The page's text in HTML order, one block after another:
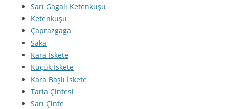
Sarı Gagalı Ketenkuşu
Ketenkuşu
Çaprazgaga
Saka
Kara İskete
Küçük İskete
Kara Başlı İskete
Tarla Çintesi
Sarı Çinte